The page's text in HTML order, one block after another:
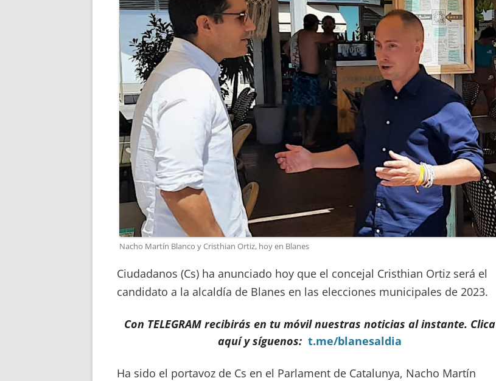
Nacho Martín Blanco y Cristhian Ortiz, hoy en Blanes
Ciudadanos (Cs) ha anunciado hoy que el concejal Cristhian Ortiz será el
candidato a la alcaldía de Blanes en las elecciones municipales de 2023.
Con TELEGRAM recibirás en tu móvil nuestras noticias al instante. Clica
aquí y síguenos: t.me/blanesaldia
Ha sido el portavoz de Cs en el Parlament de Catalunya, Nacho Martín